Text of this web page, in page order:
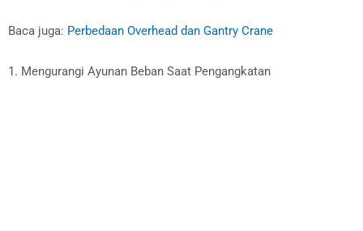
Baca juga: Perbedaan Overhead dan Gantry Crane
1. Mengurangi Ayunan Beban Saat Pengangkatan